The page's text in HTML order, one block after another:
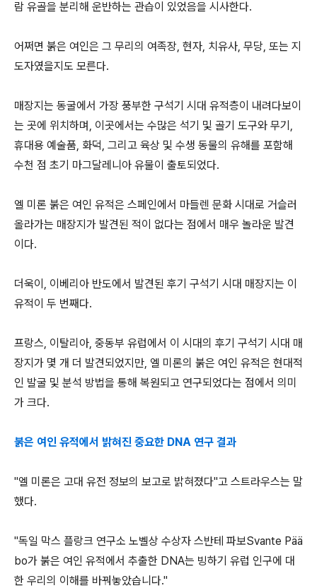
람 유골을 분리해 운반하는 관습이 있었음을 시사한다.
어쩌면 붉은 여인은 그 무리의 여족장, 현자, 치유사, 무당, 또는 지
도자였을지도 모른다.
매장지는 동굴에서 가장 풍부한 구석기 시대 유적층이 내려다보이
는 곳에 위치하며, 이곳에서는 수많은 석기 및 골기 도구와 무기,
휴대용 예술품, 화덕, 그리고 육상 및 수생 동물의 유해를 포함해
수천 점 초기 마그달레니아 유물이 출토되었다.
엘 미론 붉은 여인 유적은 스페인에서 마들렌 문화 시대로 거슬러
올라가는 매장지가 발견된 적이 없다는 점에서 매우 놀라운 발견
이다.
더욱이, 이베리아 반도에서 발견된 후기 구석기 시대 매장지는 이
유적이 두 번째다.
프랑스, 이탈리아, 중동부 유럽에서 이 시대의 후기 구석기 시대 매
장지가 몇 개 더 발견되었지만, 엘 미론의 붉은 여인 유적은 현대적
인 발굴 및 분석 방법을 통해 복원되고 연구되었다는 점에서 의미
가 크다.
붉은 여인 유적에서 밝혀진 중요한 DNA 연구 결과
"엘 미론은 고대 유전 정보의 보고로 밝혀졌다"고 스트라우스는 말
했다.
"독일 막스 플랑크 연구소 노벨상 수상자 스반테 파보Svante Pää
bo가 붉은 여인 유적에서 추출한 DNA는 빙하기 유럽 인구에 대
한 우리의 이해를 바꿔놓았습니다."